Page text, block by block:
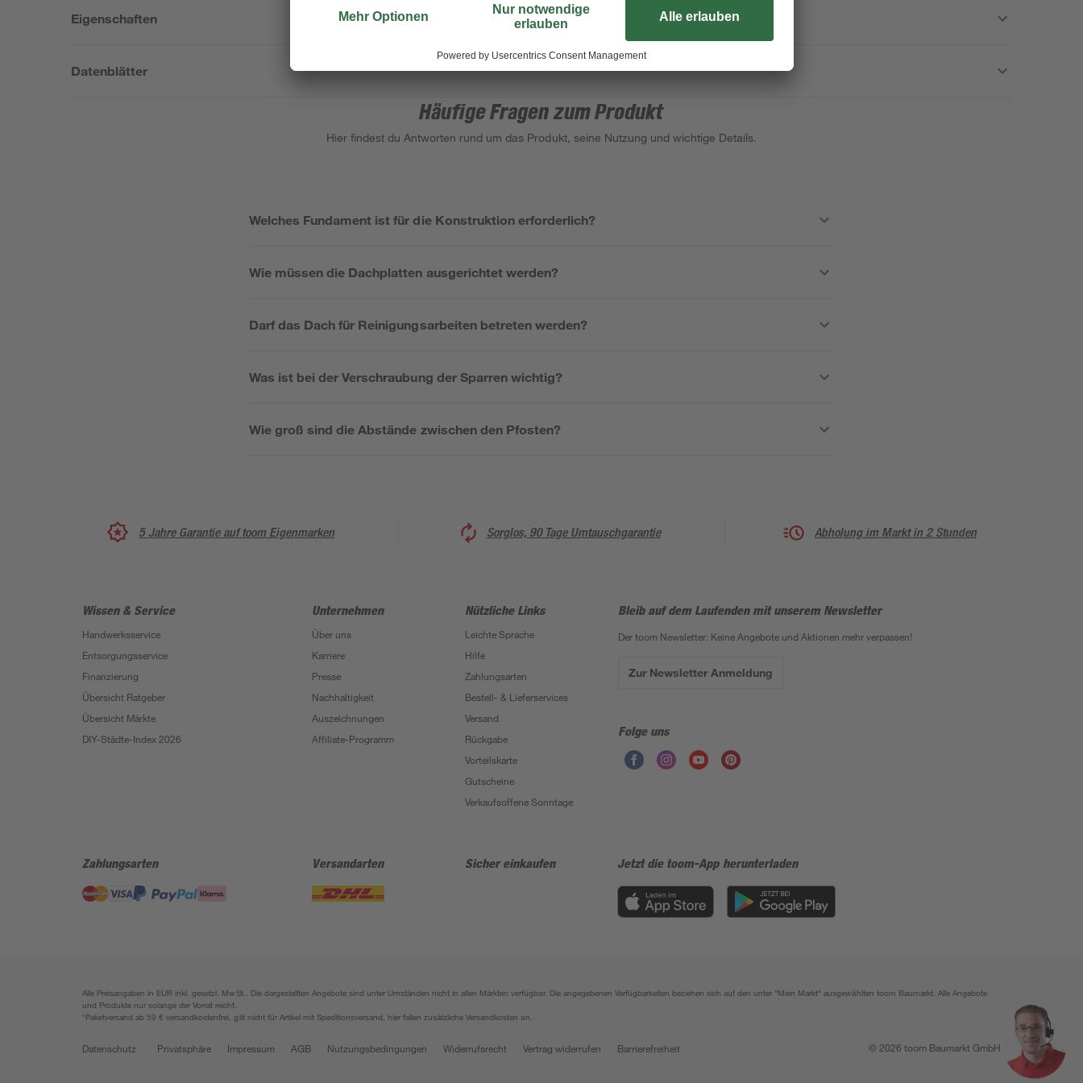
Eigenschaften
Datenblätter
Häufige Fragen zum Produkt
Hier findest du Antworten rund um das Produkt, seine Nutzung und wichtige Details.
Welches Fundament ist für die Konstruktion erforderlich?
Wie müssen die Dachplatten ausgerichtet werden?
Darf das Dach für Reinigungsarbeiten betreten werden?
Was ist bei der Verschraubung der Sparren wichtig?
Wie groß sind die Abstände zwischen den Pfosten?
5 Jahre Garantie auf toom Eigenmarken Sorglos, 90 Tage Umtauschgarantie Abholung im Markt in 2 Stunden
Wissen & Service
Handwerksservice
Entsorgungsservice
Finanzierung
Übersicht Ratgeber
Übersicht Märkte
DIY-Städte-Index 2026
Unternehmen
Über uns
Karriere
Presse
Nachhaltigkeit
Auszeichnungen
Affiliate-Programm
Nützliche Links
Leichte Sprache
Hilfe
Zahlungsarten
Bestell- & Lieferservices
Versand
Rückgabe
Vorteilskarte
Gutscheine
Verkaufsoffene Sonntage
Bleib auf dem Laufenden mit unserem Newsletter
Der toom Newsletter: Keine Angebote und Aktionen mehr verpassen!
Zur Newsletter Anmeldung
Folge uns
Zahlungsarten Versandarten Sicher einkaufen Jetzt die toom-App herunterladen
Alle Preisangaben in EUR inkl. gesetzl. MwSt.. Die dargestellten Angebote sind unter Umständen nicht in allen Märkten verfügbar. Die angegebenen Verfügbarkeiten beziehen sich auf den unter "Mein Markt" ausgewählten toom Baumarkt. Alle Angebote
und Produkte nur solange der Vorrat reicht.
*Paketversand ab 59 € versandkostenfrei, gilt nicht für Artikel mit Speditionsversand, hier fallen zusätzliche Versandkosten an.
Datenschutz Privatsphäre Impressum AGB Nutzungsbedingungen Widerrufsrecht Vertrag widerrufen Barrierefreiheit © 2026 toom Baumarkt GmbH